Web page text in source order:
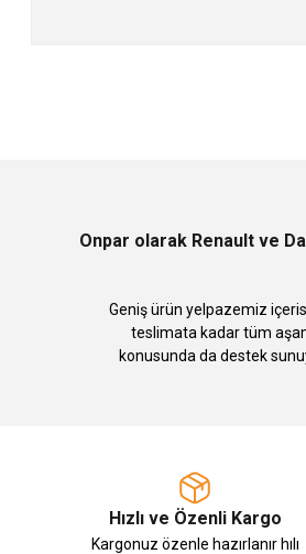
Onpar olarak Renault ve
Geniş ürün yelpazemiz
teslimata kadar tüm
konusunda da destek
Hızlı ve Özenli Kargo
Kargonuz özenle hazırlanır hılı